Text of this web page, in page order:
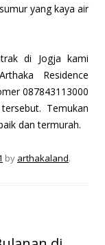
yang kaya air
di Jogja kami
Residence
087843113000
Temukan
dan termurah.
by arthakaland.